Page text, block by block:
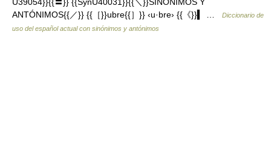
ANTÓNIMOS{{／}} {{［}}ubre{{］}} ‹u·bre› {{《}}▍ …
Diccionario de
uso del español actual con sinónimos y antónimos